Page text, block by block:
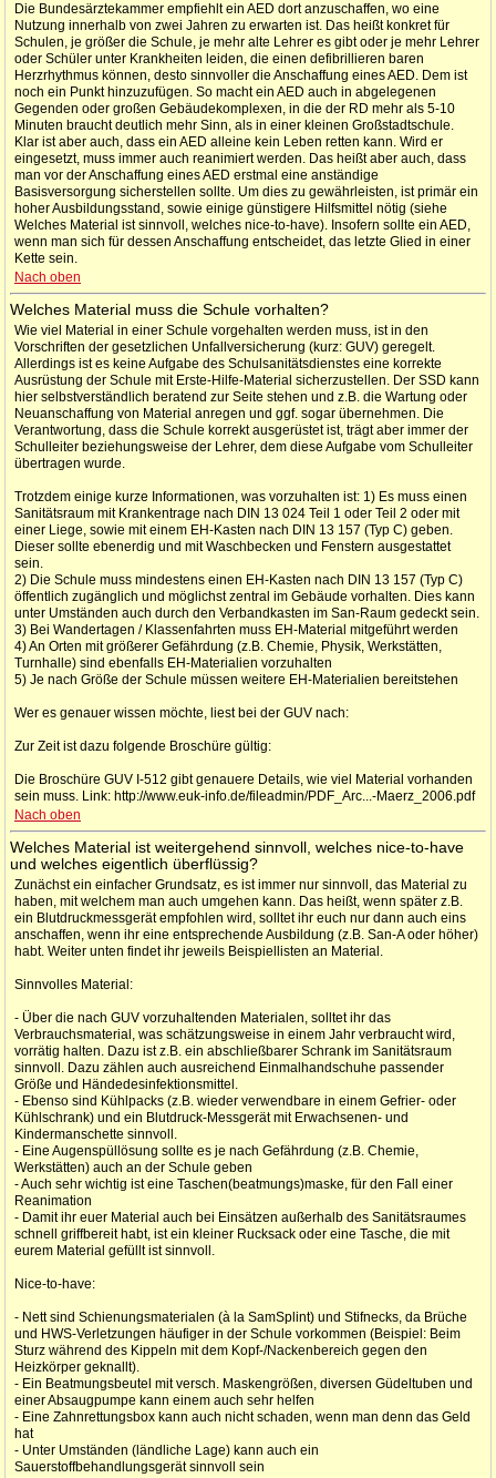
Die Bundesärztekammer empfiehlt ein AED dort anzuschaffen, wo eine
Nutzung innerhalb von zwei Jahren zu erwarten ist. Das heißt konkret für
Schulen, je größer die Schule, je mehr alte Lehrer es gibt oder je mehr Lehrer
oder Schüler unter Krankheiten leiden, die einen defibrillieren baren
Herzrhythmus können, desto sinnvoller die Anschaffung eines AED. Dem ist
noch ein Punkt hinzuzufügen. So macht ein AED auch in abgelegenen
Gegenden oder großen Gebäudekomplexen, in die der RD mehr als 5-10
Minuten braucht deutlich mehr Sinn, als in einer kleinen Großstadtschule.
Klar ist aber auch, dass ein AED alleine kein Leben retten kann. Wird er
eingesetzt, muss immer auch reanimiert werden. Das heißt aber auch, dass
man vor der Anschaffung eines AED erstmal eine anständige
Basisversorgung sicherstellen sollte. Um dies zu gewährleisten, ist primär ein
hoher Ausbildungsstand, sowie einige günstigere Hilfsmittel nötig (siehe
Welches Material ist sinnvoll, welches nice-to-have). Insofern sollte ein AED,
wenn man sich für dessen Anschaffung entscheidet, das letzte Glied in einer
Kette sein.
Nach oben
Welches Material muss die Schule vorhalten?
Wie viel Material in einer Schule vorgehalten werden muss, ist in den
Vorschriften der gesetzlichen Unfallversicherung (kurz: GUV) geregelt.
Allerdings ist es keine Aufgabe des Schulsanitätsdienstes eine korrekte
Ausrüstung der Schule mit Erste-Hilfe-Material sicherzustellen. Der SSD kann
hier selbstverständlich beratend zur Seite stehen und z.B. die Wartung oder
Neuanschaffung von Material anregen und ggf. sogar übernehmen. Die
Verantwortung, dass die Schule korrekt ausgerüstet ist, trägt aber immer der
Schulleiter beziehungsweise der Lehrer, dem diese Aufgabe vom Schulleiter
übertragen wurde.
Trotzdem einige kurze Informationen, was vorzuhalten ist: 1) Es muss einen
Sanitätsraum mit Krankentrage nach DIN 13 024 Teil 1 oder Teil 2 oder mit
einer Liege, sowie mit einem EH-Kasten nach DIN 13 157 (Typ C) geben.
Dieser sollte ebenerdig und mit Waschbecken und Fenstern ausgestattet
sein.
2) Die Schule muss mindestens einen EH-Kasten nach DIN 13 157 (Typ C)
öffentlich zugänglich und möglichst zentral im Gebäude vorhalten. Dies kann
unter Umständen auch durch den Verbandkasten im San-Raum gedeckt sein.
3) Bei Wandertagen / Klassenfahrten muss EH-Material mitgeführt werden
4) An Orten mit größerer Gefährdung (z.B. Chemie, Physik, Werkstätten,
Turnhalle) sind ebenfalls EH-Materialien vorzuhalten
5) Je nach Größe der Schule müssen weitere EH-Materialien bereitstehen
Wer es genauer wissen möchte, liest bei der GUV nach:
Zur Zeit ist dazu folgende Broschüre gültig:
Die Broschüre GUV I-512 gibt genauere Details, wie viel Material vorhanden
sein muss. Link: http://www.euk-info.de/fileadmin/PDF_Arc...-Maerz_2006.pdf
Nach oben
Welches Material ist weitergehend sinnvoll, welches nice-to-have
und welches eigentlich überflüssig?
Zunächst ein einfacher Grundsatz, es ist immer nur sinnvoll, das Material zu
haben, mit welchem man auch umgehen kann. Das heißt, wenn später z.B.
ein Blutdruckmessgerät empfohlen wird, solltet ihr euch nur dann auch eins
anschaffen, wenn ihr eine entsprechende Ausbildung (z.B. San-A oder höher)
habt. Weiter unten findet ihr jeweils Beispiellisten an Material.
Sinnvolles Material:
- Über die nach GUV vorzuhaltenden Materialen, solltet ihr das
Verbrauchsmaterial, was schätzungsweise in einem Jahr verbraucht wird,
vorrätig halten. Dazu ist z.B. ein abschließbarer Schrank im Sanitätsraum
sinnvoll. Dazu zählen auch ausreichend Einmalhandschuhe passender
Größe und Händedesinfektionsmittel.
- Ebenso sind Kühlpacks (z.B. wieder verwendbare in einem Gefrier- oder
Kühlschrank) und ein Blutdruck-Messgerät mit Erwachsenen- und
Kindermanschette sinnvoll.
- Eine Augenspüllösung sollte es je nach Gefährdung (z.B. Chemie,
Werkstätten) auch an der Schule geben
- Auch sehr wichtig ist eine Taschen(beatmungs)maske, für den Fall einer
Reanimation
- Damit ihr euer Material auch bei Einsätzen außerhalb des Sanitätsraumes
schnell griffbereit habt, ist ein kleiner Rucksack oder eine Tasche, die mit
eurem Material gefüllt ist sinnvoll.
Nice-to-have:
- Nett sind Schienungsmaterialen (à la SamSplint) und Stifnecks, da Brüche
und HWS-Verletzungen häufiger in der Schule vorkommen (Beispiel: Beim
Sturz während des Kippeln mit dem Kopf-/Nackenbereich gegen den
Heizkörper geknallt).
- Ein Beatmungsbeutel mit versch. Maskengrößen, diversen Güdeltuben und
einer Absaugpumpe kann einem auch sehr helfen
- Eine Zahnrettungsbox kann auch nicht schaden, wenn man denn das Geld
hat
- Unter Umständen (ländliche Lage) kann auch ein
Sauerstoffbehandlungsgerät sinnvoll sein